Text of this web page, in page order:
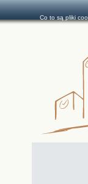
Co to są pliki